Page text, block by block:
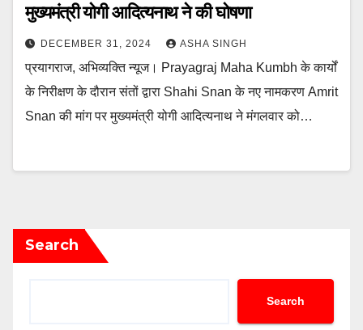
मुख्यमंत्री योगी आदित्यनाथ ने की घोषणा
DECEMBER 31, 2024 ASHA SINGH
प्रयागराज, अभिव्यक्ति न्यूज। Prayagraj Maha Kumbh के कार्यों
के निरीक्षण के दौरान संतों द्वारा Shahi Snan के नए नामकरण Amrit
Snan की मांग पर मुख्यमंत्री योगी आदित्यनाथ ने मंगलवार को…
Search
Search